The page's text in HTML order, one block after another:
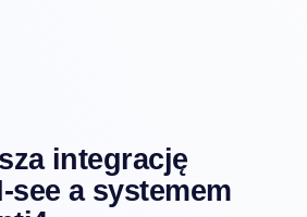
integrację
see a systemem